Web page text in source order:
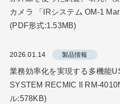
カメラ 「IRシステム OM-1
(PDF形式:1.53MB)
2026.01.14 製品情報
業務効率化を実現する多機能
SYSTEM RECMIC II RM-
ル:578KB)